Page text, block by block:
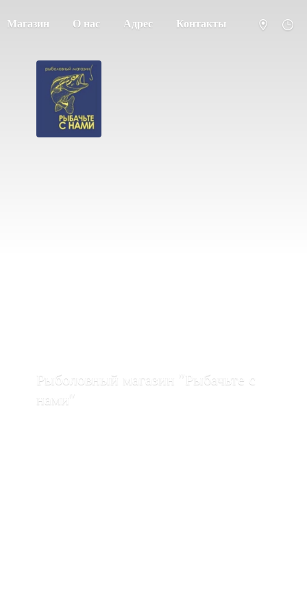
Магазин О нас Адрес Контакты
Рыболовный магазин "Рыбачьте с
нами"